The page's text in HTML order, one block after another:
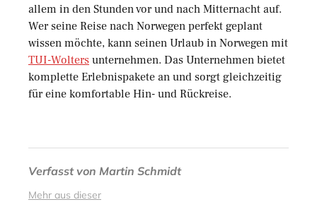
allem in den Stunden vor und nach Mitternacht auf.
Wer seine Reise nach Norwegen perfekt geplant
wissen möchte, kann seinen Urlaub in Norwegen mit
TUI-Wolters unternehmen. Das Unternehmen bietet
komplette Erlebnispakete an und sorgt gleichzeitig
für eine komfortable Hin- und Rückreise.
Verfasst von Martin Schmidt
Mehr aus dieser